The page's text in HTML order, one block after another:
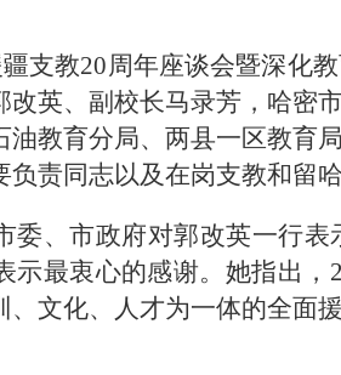
支教20周年座谈会暨深化
改英、副校长马录芳，哈密
油教育分局、两县一区教育
责同志以及在岗支教和留
委、市政府对郭改英一行
示最衷心的感谢。她指出，
、文化、人才为一体的全面